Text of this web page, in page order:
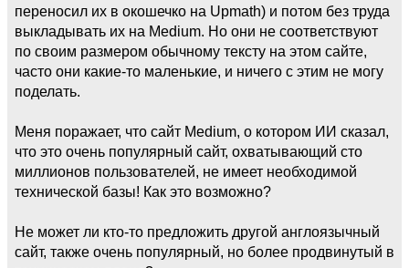
переносил их в окошечко на Upmath) и потом без труда
выкладывать их на Medium. Но они не соответствуют
по своим размером обычному тексту на этом сайте,
часто они какие-то маленькие, и ничего с этим не могу
поделать.
Меня поражает, что сайт Medium, о котором ИИ сказал,
что это очень популярный сайт, охватывающий сто
миллионов пользователей, не имеет необходимой
технической базы! Как это возможно?
Не может ли кто-то предложить другой англоязычный
сайт, также очень популярный, но более продвинутый в